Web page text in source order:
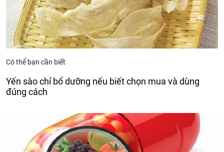
Có thể bạn cần biết
Yến sào chỉ bổ dưỡng nếu biết chọn mua và dùng
đúng cách